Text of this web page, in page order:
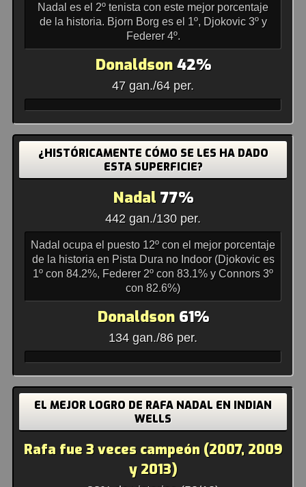
Nadal es el 2º tenista con este mejor porcentaje
de la historia. Bjorn Borg es el 1º, Djokovic 3º y
Federer 4º.
Donaldson 42%
47 gan./64 per.
¿HISTÓRICAMENTE CÓMO SE LES HA DADO
ESTA SUPERFICIE?
Nadal 77%
442 gan./130 per.
Nadal ocupa el puesto 12º con el mejor porcentaje
de la historia en Pista Dura no Indoor (Djokovic es
1º con 84.2%, Federer 2º con 83.1% y Connors 3º
con 82.6%)
Donaldson 61%
134 gan./86 per.
EL MEJOR LOGRO DE RAFA NADAL EN INDIAN
WELLS
Rafa fue 3 veces campeón (2007, 2009
y 2013)